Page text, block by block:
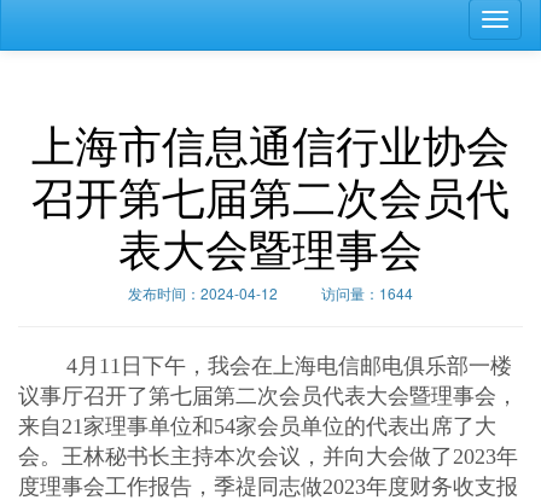
Toggle
上海市信息通信行业协会
召开第七届第二次会员代
表大会暨理事会
发布时间：2024-04-12 访问量：1644
4月 11 日下午，我会在上海电信邮电俱乐部一楼
议事厅召开了第七届第二次会员代表大会暨理事会，
来自21家理事单位和54家会员单位的代表出席了大
会。王林秘书长主持本次会议，并向大会做了2023年
度理事会工作报告，季禔同志做2023年度财务收支报